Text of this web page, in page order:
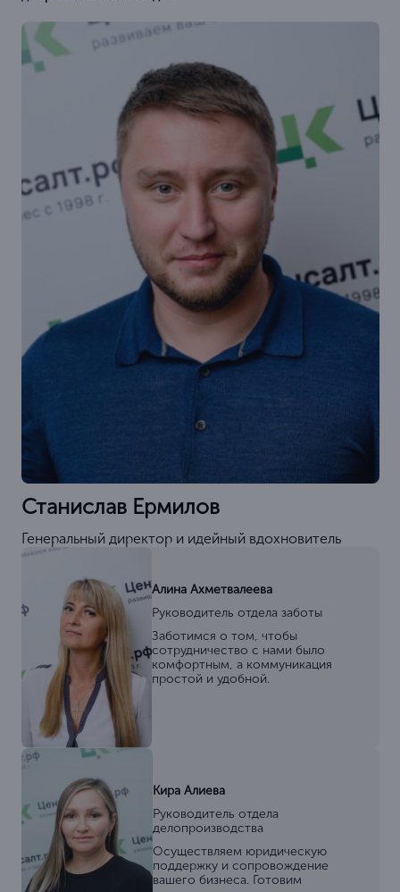
Станислав Ермилов
Генеральный директор и идейный вдохновитель
Алина Ахметвалеева
Руководитель отдела заботы
Заботимся о том, чтобы
сотрудничество с нами было
комфортным, а коммуникация
простой и удобной.
Кира Алиева
Руководитель отдела
делопроизводства
Осуществляем юридическую
поддержку и сопровождение
вашего бизнеса. Готовим